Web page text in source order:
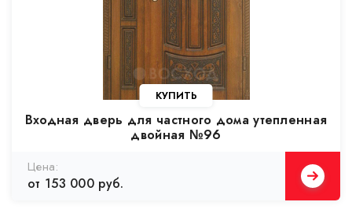
Входная дверь для частного дома утепленная
двойная №96
от 153 000 руб.